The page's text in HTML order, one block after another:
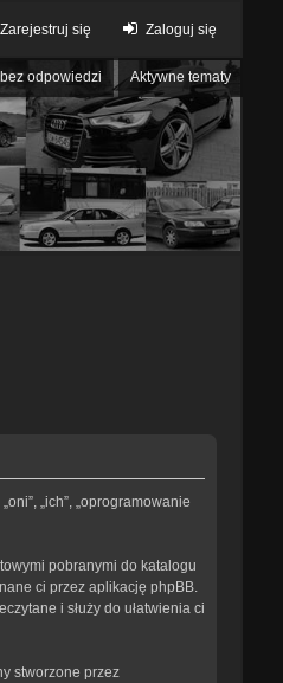
Zaloguj się
Zarejestruj się
odpowiedzi Aktywne tematy
„ich”, „oprogramowanie
pobranymi do katalogu
ci przez aplikację phpBB.
i służy do ułatwienia ci
stworzone przez